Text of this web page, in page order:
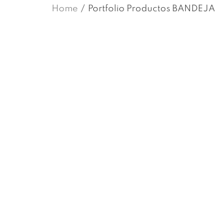
Home / Portfolio Productos